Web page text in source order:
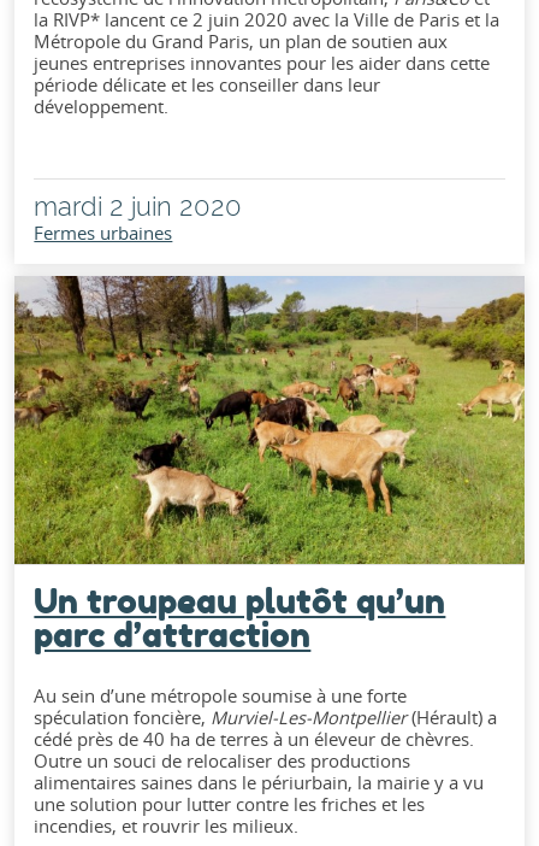
la RIVP* lancent ce 2 juin 2020 avec la Ville de Paris et la
Métropole du Grand Paris, un plan de soutien aux
jeunes entreprises innovantes pour les aider dans cette
période délicate et les conseiller dans leur
développement.
mardi 2 juin 2020
Fermes urbaines
Un troupeau plutôt qu’un
parc d’attraction
Au sein d’une métropole soumise à une forte
spéculation foncière, Murviel-Les-Montpellier(Hérault) a
cédé près de 40 ha de terres à un éleveur de chèvres.
Outre un souci de relocaliser des productions
alimentaires saines dans le périurbain, la mairie y a vu
une solution pour lutter contre les friches et les
incendies, et rouvrir les milieux.